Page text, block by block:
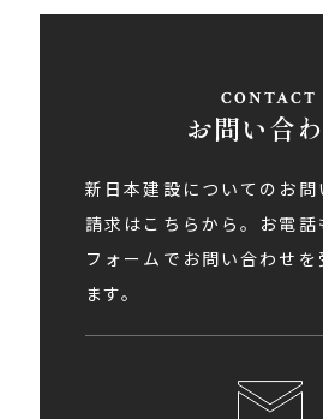
お問い合
新日本建設についてのお
請求はこちらから。お電
フォームでお問い合わせを
ます。